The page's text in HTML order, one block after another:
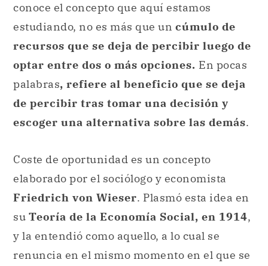
conoce el concepto que aquí estamos
estudiando, no es más que un cúmulo de
recursos que se deja de percibir luego de
optar entre dos o más opciones. En pocas
palabras, refiere al beneficio que se deja
de percibir tras tomar una decisión y
escoger una alternativa sobre las demás.
Coste de oportunidad es un concepto
elaborado por el sociólogo y economista
Friedrich von Wieser. Plasmó esta idea en
su Teoría de la Economía Social, en 1914,
y la entendió como aquello, a lo cual se
renuncia en el mismo momento en el que se